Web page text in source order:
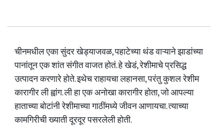
चीनमधील एका सुंदर खेड्याजवळ, पहाटेच्या थंड वाऱ्याने झाडांच्या
पानांतून एक शांत संगीत वाजत होतं. हे खेडं, रेशीमाचे प्रसिद्ध
उत्पादन करणारे होते. इथेच राहायचा लहानसा, परंतु कुशल रेशीम
कारागीर ली ह्वांग. ली हा एक अनोखा कारागीर होता, जो आपल्या
हाताच्या बोटांनी रेशीमाच्या गाठींमध्ये जीवन आणायचा. त्याच्या
कामगिरीची ख्याती दूरदूर पसरलेली होती.